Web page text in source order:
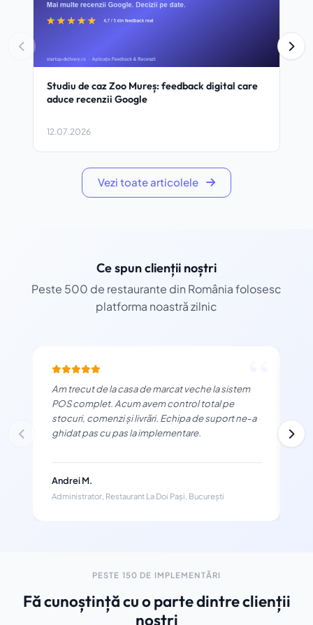
Studiu de caz Zoo Mureș: feedback digital care
aduce recenzii Google
12.07.2026
Vezi toate articolele
Ce spun clienții noștri
Peste 500 de restaurante din România folosesc
platforma noastră zilnic
“
Am trecut de la casa de marcat veche la sistem
POS complet. Acum avem control total pe
stocuri, comenzi și livrări. Echipa de suport ne-a
ghidat pas cu pas la implementare.
Andrei M.
Administrator, Restaurant La Doi Pași, București
PESTE 150 DE IMPLEMENTĂRI
Fă cunoștință cu o parte dintre clienții
noștri